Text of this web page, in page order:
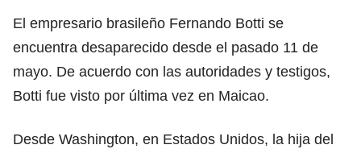
El empresario brasileño Fernando Botti se
encuentra desaparecido desde el pasado 11 de
mayo. De acuerdo con las autoridades y testigos,
Botti fue visto por última vez en Maicao.
Desde Washington, en Estados Unidos, la hija del